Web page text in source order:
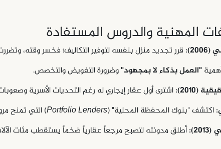
المهنية والدروس المستفادة
قرر تجديد منزل بنفسه لتوفير التكاليف؛ فخسر وقته، وتضررت
"العمل بذكاء لا بمجهود"وضرورة التفويض والتخصص.
(2010):
اشترى أول عقار إيجاري له رغم التحديات الأسرية
اكتشف "بنوك المحفظة المحلية" (Portfolio Lenders) التي تمنح
أطلق مدونته لتصبح مرجعاً عقارياً ضخماً يستقطب مئات